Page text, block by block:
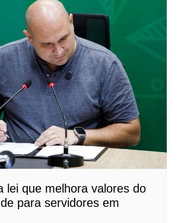
lei que melhora valores do
para servidores em